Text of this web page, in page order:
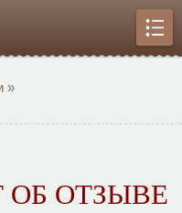
»
ОТЗЫВЕ